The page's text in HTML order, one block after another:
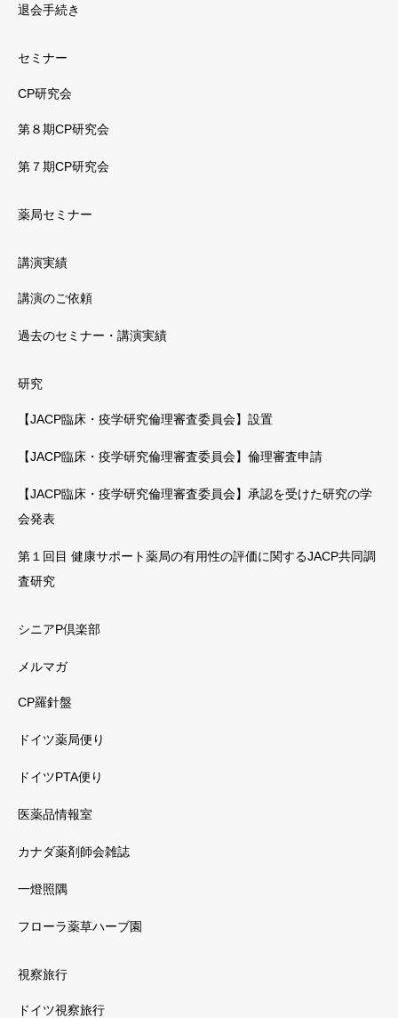
退会手続き
セミナー
CP研究会
第８期CP研究会
第７期CP研究会
薬局セミナー
講演実績
講演のご依頼
過去のセミナー・講演実績
研究
【JACP臨床・疫学研究倫理審査委員会】設置
【JACP臨床・疫学研究倫理審査委員会】倫理審査申請
【JACP臨床・疫学研究倫理審査委員会】承認を受けた研究の学
会発表
第１回目 健康サポート薬局の有用性の評価に関するJACP共同調
査研究
シニアP倶楽部
メルマガ
CP羅針盤
ドイツ薬局便り
ドイツPTA便り
医薬品情報室
カナダ薬剤師会雑誌
一燈照隅
フローラ薬草ハーブ園
視察旅行
ドイツ視察旅行